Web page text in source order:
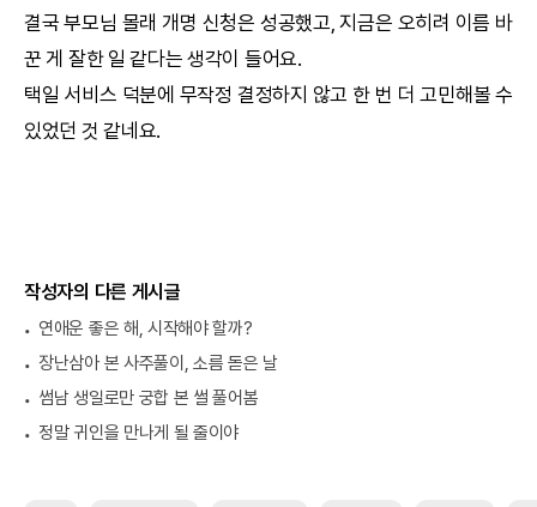
결국 부모님 몰래 개명 신청은 성공했고, 지금은 오히려 이름 바
꾼 게 잘한 일 같다는 생각이 들어요.
택일 서비스 덕분에 무작정 결정하지 않고 한 번 더 고민해볼 수
있었던 것 같네요.
작성자의 다른 게시글
연애운 좋은 해, 시작해야 할까?
장난삼아 본 사주풀이, 소름 돋은 날
썸남 생일로만 궁합 본 썰 풀어봄
정말 귀인을 만나게 될 줄이야